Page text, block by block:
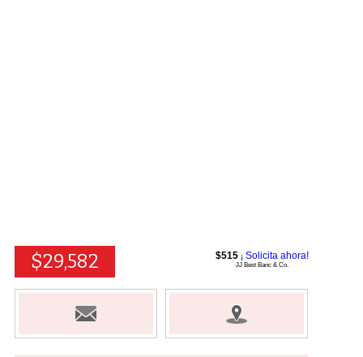
$29,582 $515 ¡ Solicita ahora!
JJ Best Banc & Co.